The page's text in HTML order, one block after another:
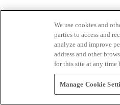
We use cookies and
parties to access and
analyze and improve
address and other
for this site at any
Manage Cookie